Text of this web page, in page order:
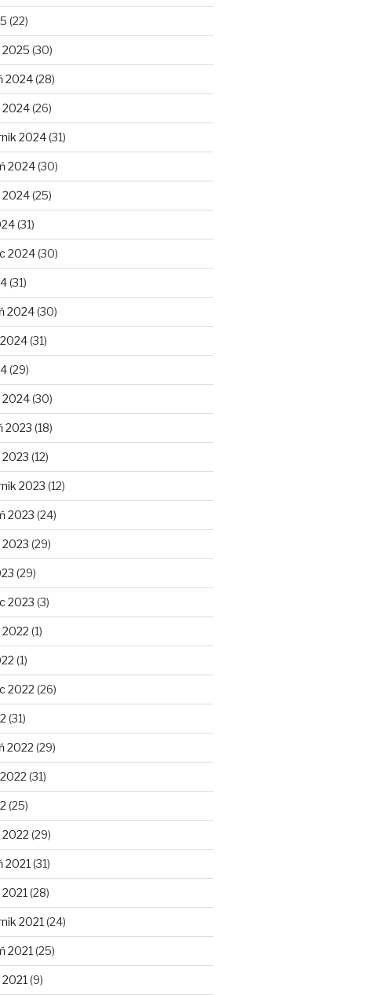
(22)
(30)
2024(28)
2024(26)
2024(31)
2024(30)
2024(25)
(31)
2024(30)
(31)
2024(30)
(31)
(29)
2024(30)
2023 (18)
(12)
2023 (12)
2023 (24)
(29)
(29)
2023 (3)
(1)
(1)
2022 (26)
(31)
2022 (29)
(31)
(25)
(29)
2021 (31)
(28)
2021 (24)
2021 (25)
(9)